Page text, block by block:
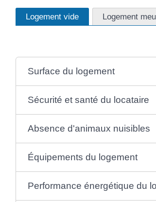
Logement vide Logement
Surface du logement
Sécurité et santé du locataire
Absence d'animaux nuisibles
Équipements du logement
Performance énergétique du